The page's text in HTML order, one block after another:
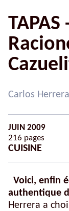
Carlos Herrera
JUIN 2009
216 pages
CUISINE
Voici, enfin
authentique
Herrera a